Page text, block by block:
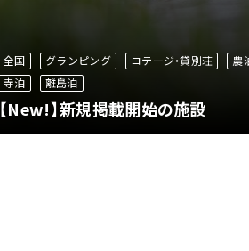
全国 グランピング コテージ・貸別荘
農
寺泊
離島泊
【New!】新規掲載開始の施設